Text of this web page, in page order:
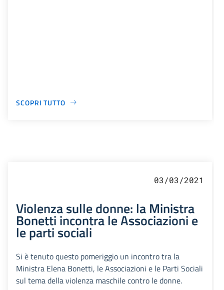
SCOPRI TUTTO
03/03/2021
Violenza sulle donne: la Ministra
Bonetti incontra le Associazioni e
le parti sociali
Si è tenuto questo pomeriggio un incontro tra la
Ministra Elena Bonetti, le Associazioni e le Parti Sociali
sul tema della violenza maschile contro le donne.